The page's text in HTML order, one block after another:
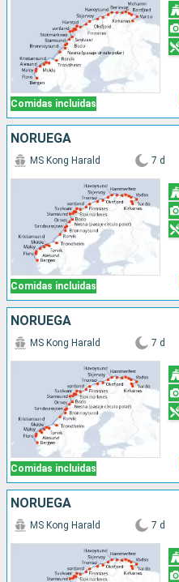
Comidas incluidas
NORUEGA
Comidas incluidas
MS Kong Harald 7 d
NORUEGA
Comidas incluidas
MS Kong Harald 7 d
NORUEGA
MS Kong Harald 7 d